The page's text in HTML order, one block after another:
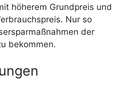
höherem Grundpreis und
Nur so
der
bekommen.